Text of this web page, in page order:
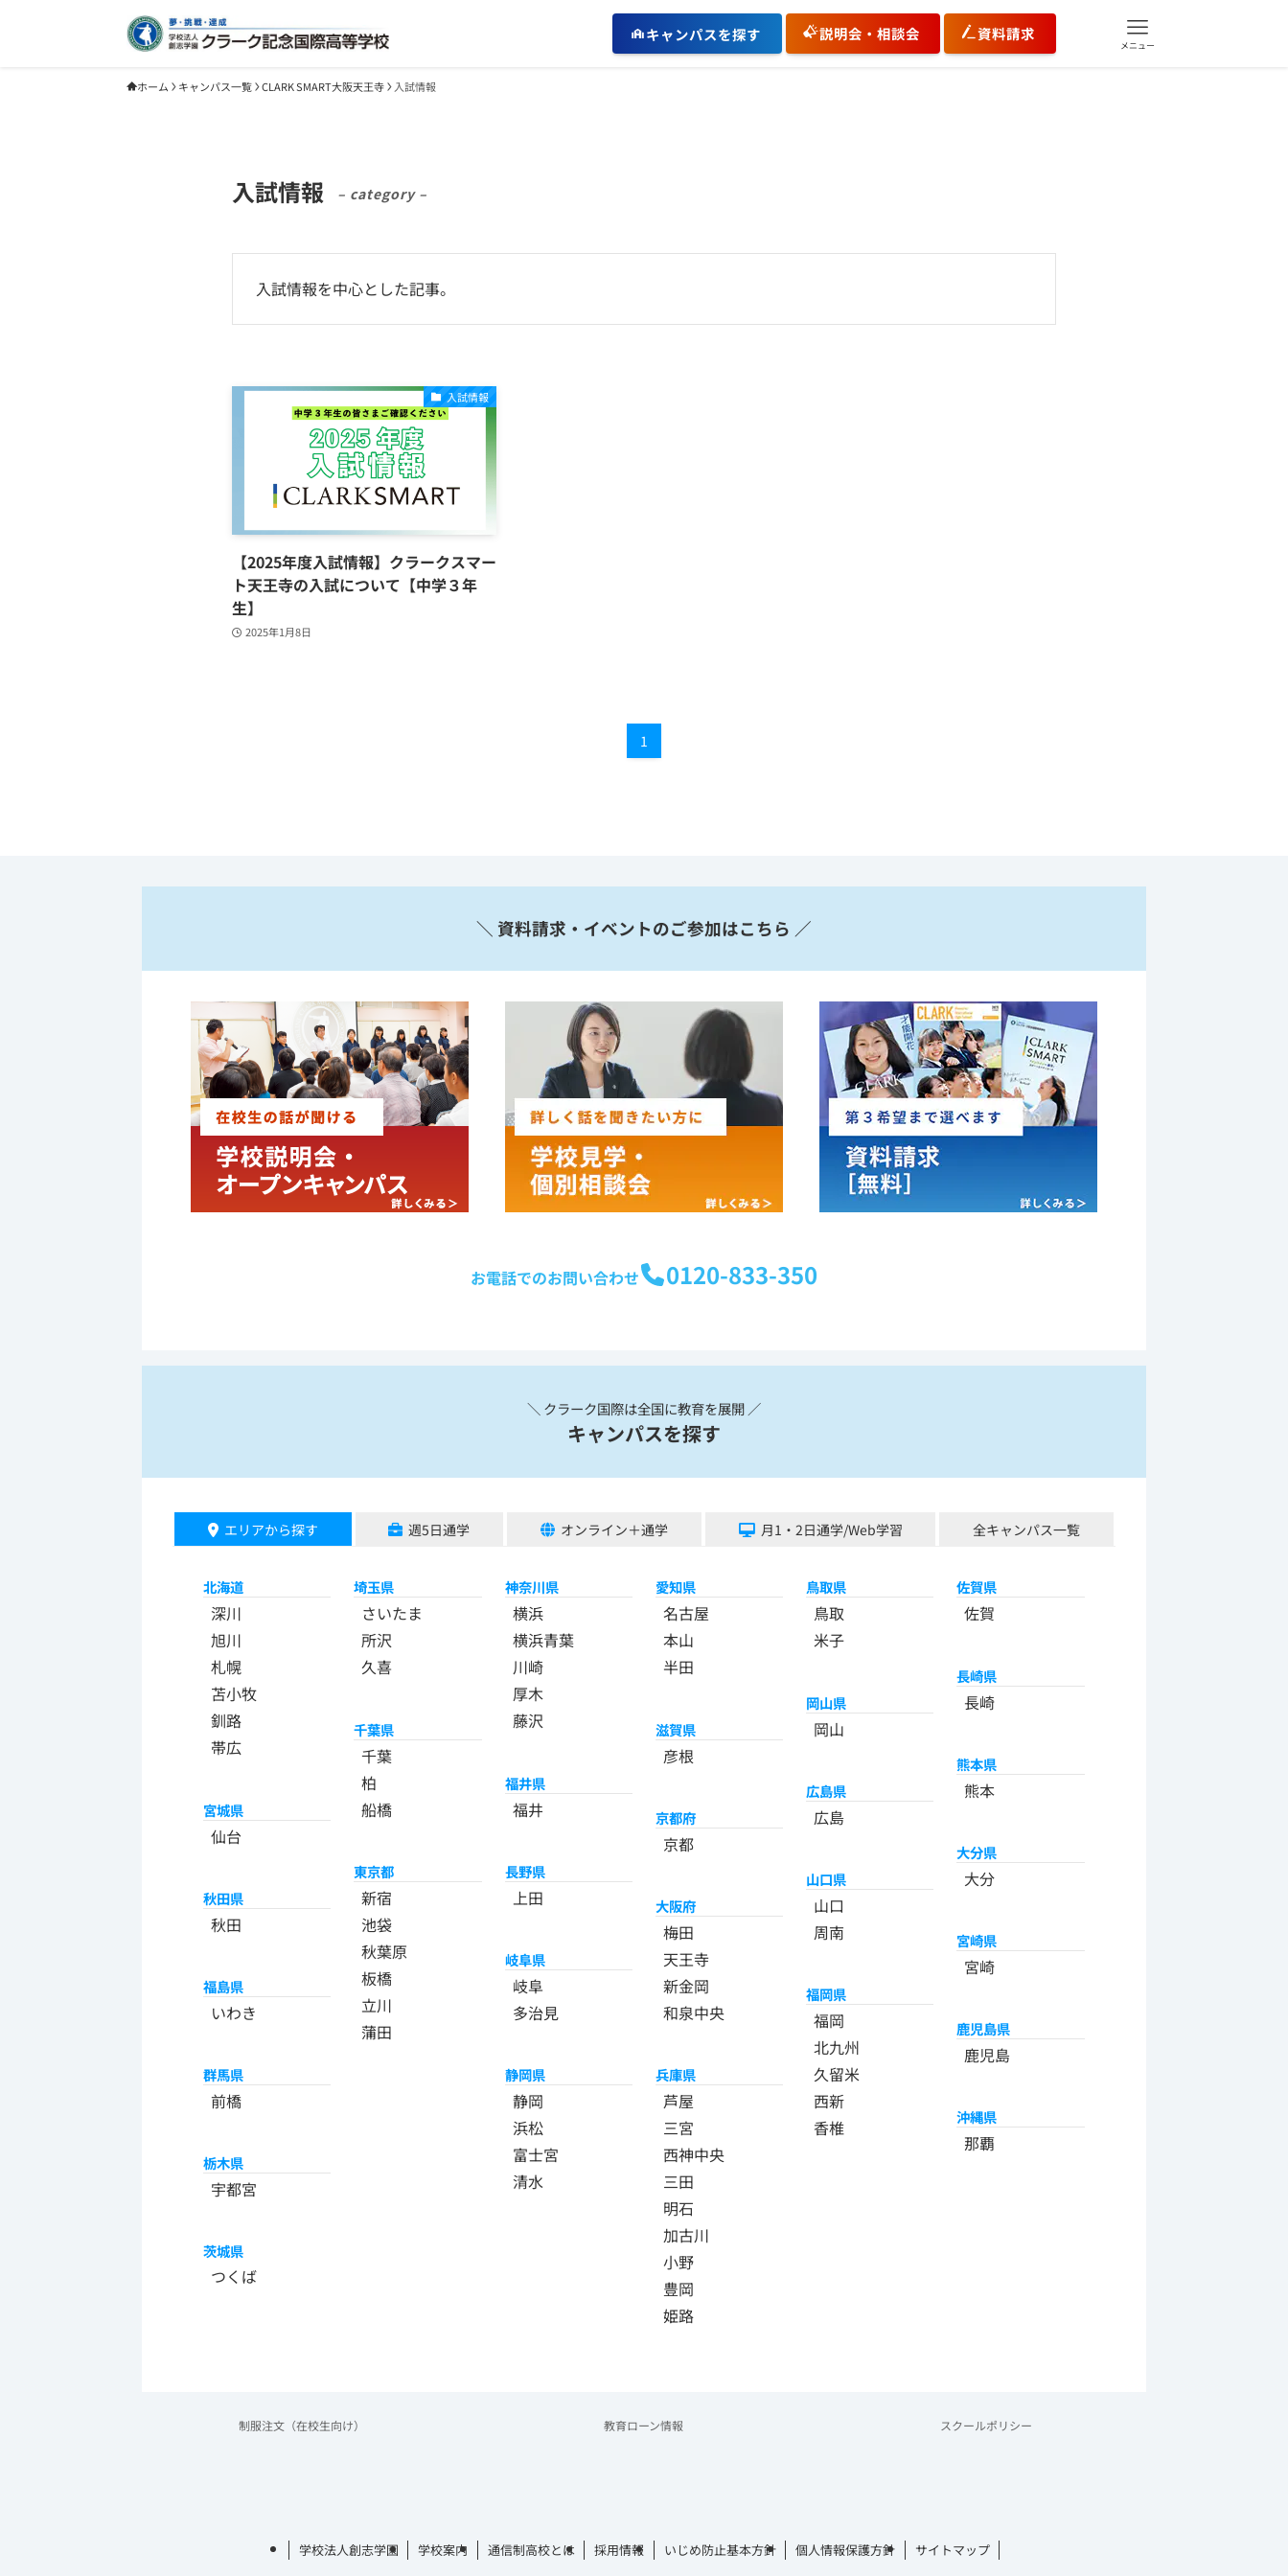
キャンパスを探す 説明会・相談会 資料請求
メニュー
ホーム キャンパス一覧 CLARK SMART大阪天王寺 入試情報
入試情報 – category –
入試情報を中心とした記事。
入試情報
【2025年度入試情報】クラークスマー
ト天王寺の入試について【中学３年
生】
2025年1月8日
1
＼ 資料請求・イベントのご参加はこちら ／
お電話でのお問い合わせ 0120-833-350
＼ クラーク国際は全国に教育を展開 ／
キャンパスを探す
エリアから探す 週5日通学 オンライン＋通学 月1・2日通学/Web学習 全キャンパス一覧
北海道
深川
旭川
札幌
苫小牧
釧路
帯広
宮城県
仙台
秋田県
秋田
福島県
いわき
群馬県
前橋
栃木県
宇都宮
茨城県
つくば
埼玉県
さいたま
所沢
久喜
千葉県
千葉
柏
船橋
東京都
新宿
池袋
秋葉原
板橋
立川
蒲田
神奈川県
横浜
横浜青葉
川崎
厚木
藤沢
福井県
福井
長野県
上田
岐阜県
岐阜
多治見
静岡県
静岡
浜松
富士宮
清水
愛知県
名古屋
本山
半田
滋賀県
彦根
京都府
京都
大阪府
梅田
天王寺
新金岡
和泉中央
兵庫県
芦屋
三宮
西神中央
三田
明石
加古川
小野
豊岡
姫路
鳥取県
鳥取
米子
岡山県
岡山
広島県
広島
山口県
山口
周南
福岡県
福岡
北九州
久留米
西新
香椎
佐賀県
佐賀
長崎県
長崎
熊本県
熊本
大分県
大分
宮崎県
宮崎
鹿児島県
鹿児島
沖縄県
那覇
制服注文（在校生向け） 教育ローン情報 スクールポリシー
学校法人創志学園 学校案内 通信制高校とは 採用情報 いじめ防止基本方針 個人情報保護方針 サイトマップ